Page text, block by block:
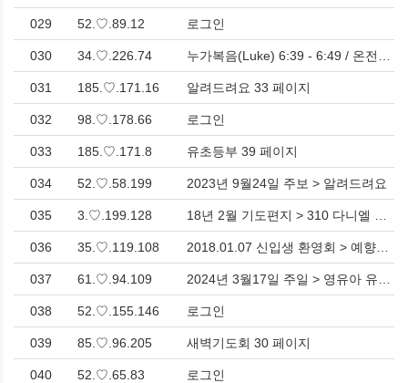
029 52.♡.89.12 로그인
030 34.♡.226.74
031 185.♡.171.16 알려드려요 33 페이지
032 98.♡.178.66 로그인
033 185.♡.171.8 유초등부 39 페이지
034 52.♡.58.199 2023년 9월24일 주보 > 알려드려요
035 3.♡.199.128
036 35.♡.119.108
037 61.♡.94.109
038 52.♡.155.146 로그인
039 85.♡.96.205 새벽기도회 30 페이지
040 52.♡.65.83 로그인